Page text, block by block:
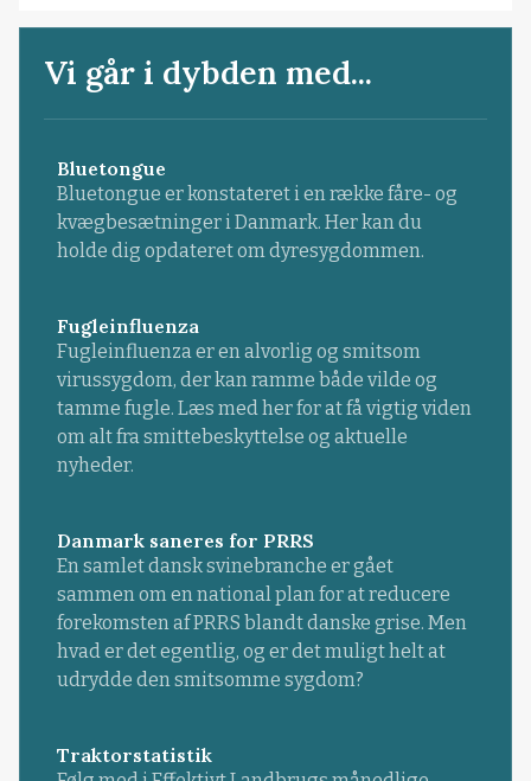
Vi går i dybden med...
Bluetongue
Bluetongue er konstateret i en række fåre- og
kvægbesætninger i Danmark. Her kan du
holde dig opdateret om dyresygdommen.
Fugleinfluenza
Fugleinfluenza er en alvorlig og smitsom
virussygdom, der kan ramme både vilde og
tamme fugle. Læs med her for at få vigtig viden
om alt fra smittebeskyttelse og aktuelle
nyheder.
Danmark saneres for PRRS
En samlet dansk svinebranche er gået
sammen om en national plan for at reducere
forekomsten af PRRS blandt danske grise. Men
hvad er det egentlig, og er det muligt helt at
udrydde den smitsomme sygdom?
Traktorstatistik